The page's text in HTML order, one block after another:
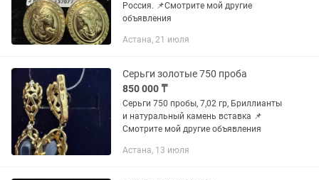
Россия. 📌Смотрите мой другие
объявления
Астана, 21 июля
Серьги золотые 750 проба
850 000 ₸
Серьги 750 пробы, 7,02 гр, Бриллианты
и натуральный камень вставка 📌
Смотрите мой другие объявления
Астана, 13 июля